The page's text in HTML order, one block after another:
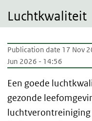
Luchtkwaliteit
Publication date 17 Nov
Jun 2026 - 14:56
Een goede
gezonde
luchtverontreiniging